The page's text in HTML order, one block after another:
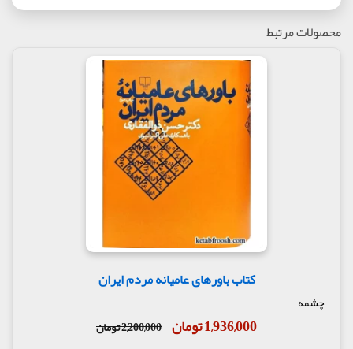
محصولات مرتبط
کتاب باورهای عامیانه مردم ایران
چشمه
1,936,000 تومان 2,200,000 تومان